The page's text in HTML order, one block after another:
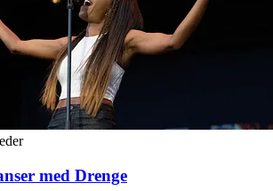
med Drenge